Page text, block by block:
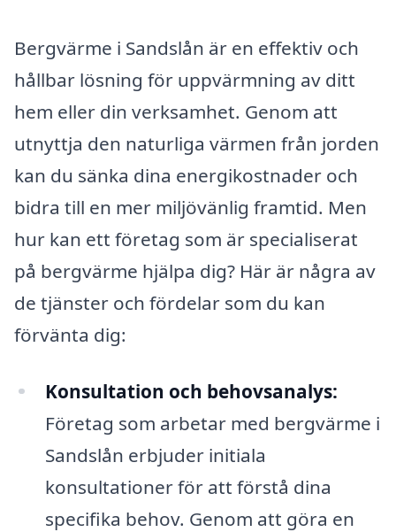
Bergvärme i Sandslån är en effektiv och
hållbar lösning för uppvärmning av ditt
hem eller din verksamhet. Genom att
utnyttja den naturliga värmen från jorden
kan du sänka dina energikostnader och
bidra till en mer miljövänlig framtid. Men
hur kan ett företag som är specialiserat
på bergvärme hjälpa dig? Här är några av
de tjänster och fördelar som du kan
förvänta dig:
Konsultation och behovsanalys:
Företag som arbetar med bergvärme i
Sandslån erbjuder initiala
konsultationer för att förstå dina
specifika behov. Genom att göra en